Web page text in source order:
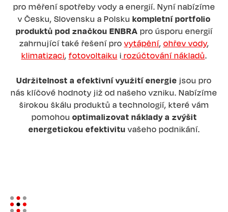
pro měření spotřeby vody a energií. Nyní nabízíme
v Česku, Slovensku a Polsku kompletní portfolio
produktů pod značkou ENBRA pro úsporu energií
zahrnující také řešení provytápění, ohřev vody,
klimatizaci, fotovoltaiku i rozúčtování nákladů.
Udržitelnost a efektivní využití energie jsou pro
nás klíčové hodnoty již od našeho vzniku. Nabízíme
širokou škálu produktů a technologií, které vám
pomohou optimalizovat náklady a zvýšit
energetickou efektivitu vašeho podnikání.
Image